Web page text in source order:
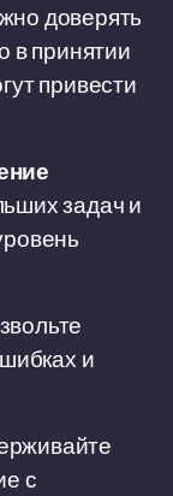
доверять
в принятии
привести
задач и
и
с